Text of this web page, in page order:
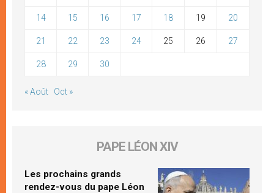
14 15 16 17 18 19 20
21 22 23 24 25 26 27
28 29 30
« Août Oct »
PAPE LÉON XIV
Les prochains grands
rendez-vous du pape Léon